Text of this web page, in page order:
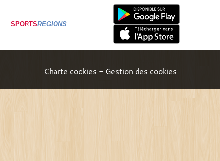
SPORTSREGIONS
Charte cookies Gestion des cookies